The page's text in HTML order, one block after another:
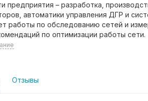
предприятия – разработка,
автоматики управления ДГР и
работы по обследованию сетей и
по оптимизации работы сети.
Отзывы